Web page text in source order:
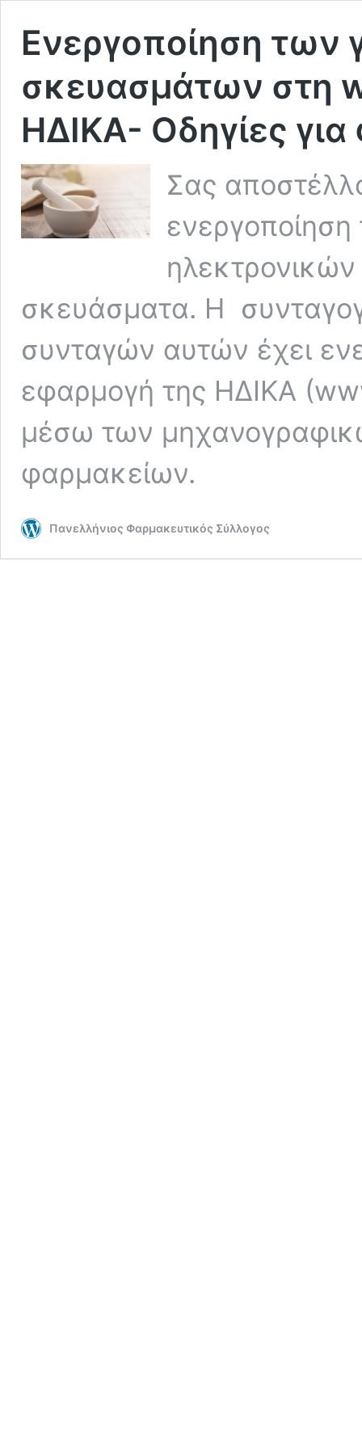
Ενεργοποίηση των
σκευασμάτων στη
ΗΔΙΚΑ- Οδηγίες
Σας
ενεργοποίηση
σκευάσματα. Η
συνταγών αυτών έχει
εφαρμογή της ΗΔΙΚΑ
μέσω των
φαρμακείων.
Πανελλήνιος Φαρμακευτικός Σύλλογος